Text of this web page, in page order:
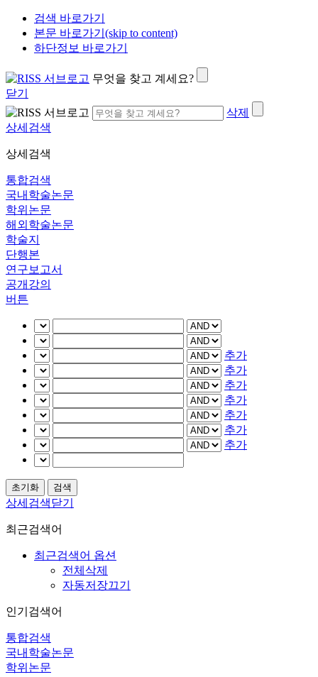
검색 바로가기
본문 바로가기(skip to content)
하단정보 바로가기
무엇을 찾고 계세요?
닫기
삭제
상세검색
상세검색
통합검색
국내학술논문
학위논문
해외학술논문
학술지
단행본
연구보고서
공개강의
버튼
추가
추가
추가
추가
추가
추가
추가
상세검색닫기
최근검색어
최근검색어 옵션
전체삭제
자동저장끄기
인기검색어
통합검색
국내학술논문
학위논문